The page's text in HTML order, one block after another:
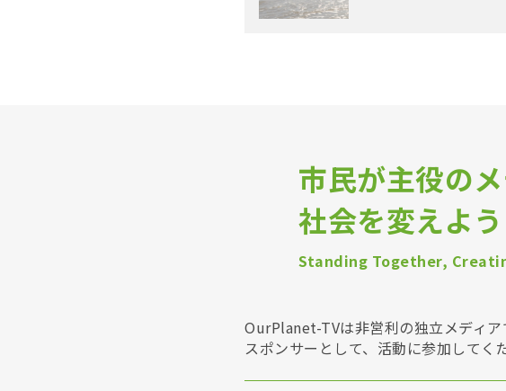
市民が主役の
社会を変えよう
Standing Together,
OurPlanet-TVは非営利の独立メディ
スポンサーとして、活動に参加してく